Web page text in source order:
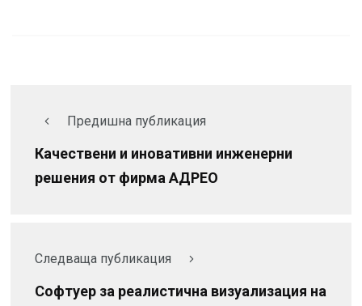
Предишна публикация
Качествени и иновативни инженерни
решения от фирма АДРЕО
Следваща публикация
Софтуер за реалистична визуализация на